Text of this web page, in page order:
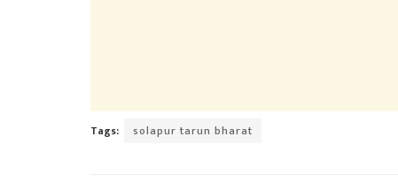
Tags: solapur tarun bharat